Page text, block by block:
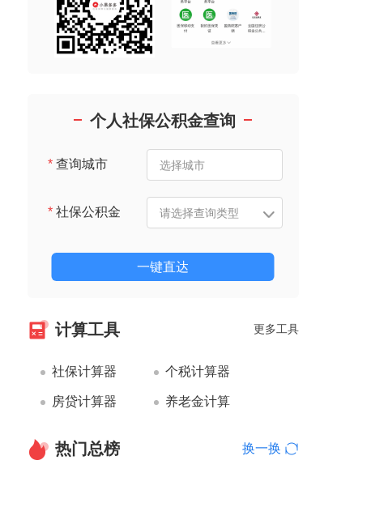
个人社保公积金查询
*查询城市
*社保公积金
一键直达
计算工具 更多工具
社保计算器 个税计算器
房贷计算器 养老金计算
热门总榜 换一换